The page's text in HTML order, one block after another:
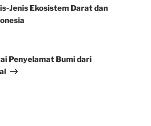
Jenis Ekosistem Darat dan
Penyelamat Bumi dari